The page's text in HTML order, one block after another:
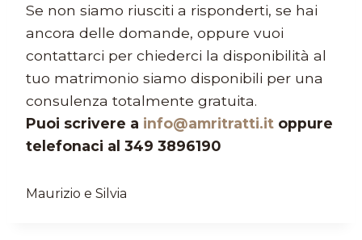
Se non siamo riusciti a risponderti, se hai
ancora delle domande, oppure vuoi
contattarci per chiederci la disponibilità al
tuo matrimonio siamo disponibili per una
consulenza totalmente gratuita.
Puoi scrivere a info@amritratti.it oppure
telefonaci al 349 3896190
Maurizio e Silvia